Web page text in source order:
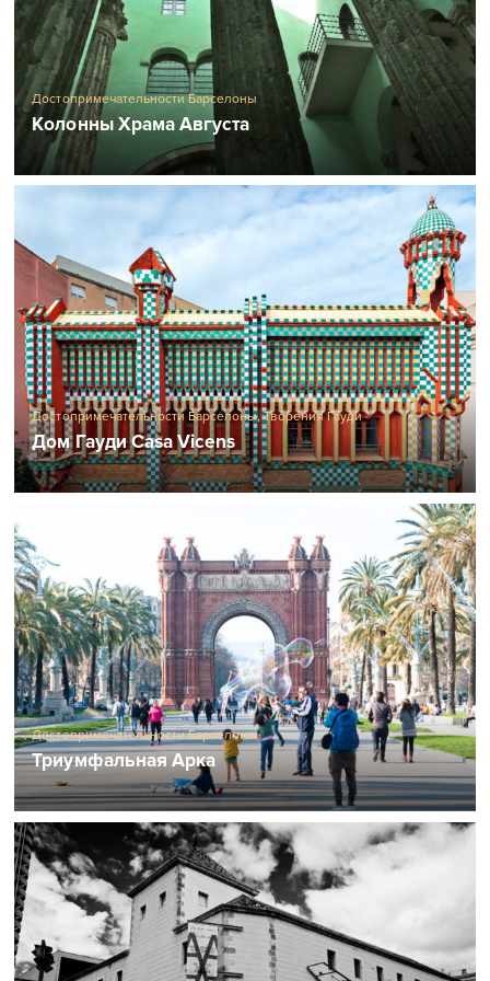
Достопримечательности Барселоны
Колонны Храма Августа
Достопримечательности Барселоны,Творения Гауди
Дом Гауди Casa Vicens
Достопримечательности Барселоны
Триумфальная Арка